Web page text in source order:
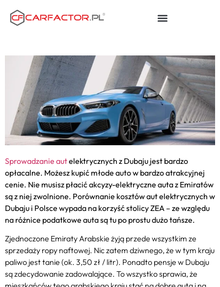
Sprowadzanie autelektrycznych z Dubaju jest bardzo
opłacalne. Możesz kupić młode auto w bardzo atrakcyjnej
cenie. Nie musisz płacić akcyzy-elektryczne auta z Emiratów
są z niej zwolnione. Porównanie kosztów aut elektrycznych w
Dubaju i Polsce wypada na korzyść stolicy ZEA – ze względu
na różnice podatkowe auta są tu po prostu dużo tańsze.
Zjednoczone Emiraty Arabskie żyją przede wszystkim ze
sprzedaży ropy naftowej. Nic zatem dziwnego, że w tym kraju
paliwo jest tanie (ok. 3,50 zł / litr). Ponadto pensje w Dubaju
są zdecydowanie zadowalające. To wszystko sprawia, że